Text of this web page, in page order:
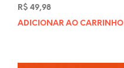
R$ 49,98
ADICIONAR AO CARRINHO